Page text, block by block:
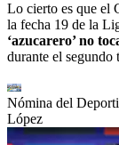
Lo cierto es que el
la fecha 19 de la
‘azucarero’ no
durante el segundo
Nómina del
López